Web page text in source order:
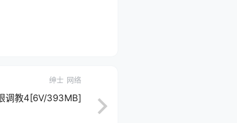
绅士 网络
调教4[6V/393MB]